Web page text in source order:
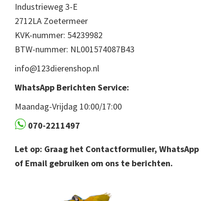
Industrieweg 3-E
2712LA Zoetermeer
KVK-nummer: 54239982
BTW-nummer: NL001574087B43
info@123dierenshop.nl
WhatsApp Berichten Service:
Maandag-Vrijdag 10:00/17:00
070-2211497
Let op: Graag het Contactformulier, WhatsApp
of Email gebruiken om ons te berichten.